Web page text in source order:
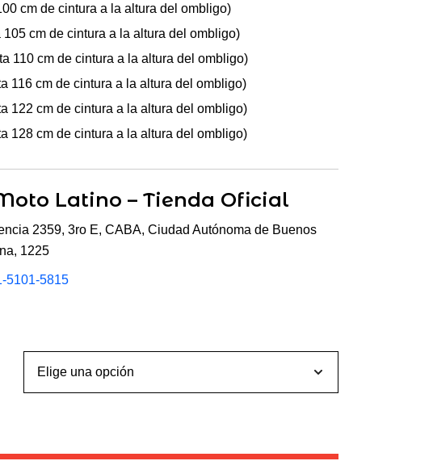
cm de cintura a la altura del ombligo)
105 cm de cintura a la altura del ombligo)
110 cm de cintura a la altura del ombligo)
116 cm de cintura a la altura del ombligo)
122 cm de cintura a la altura del ombligo)
128 cm de cintura a la altura del ombligo)
Latino – Tienda Oficial
2359, 3ro E, CABA, Ciudad Autónoma de Buenos
1225
5101-5815